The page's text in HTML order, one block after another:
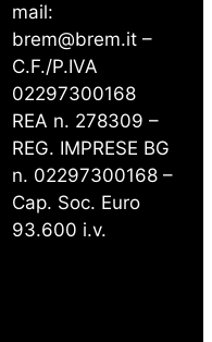
mail:
brem@brem.it –
C.F./P.IVA
02297300168
REA n. 278309 –
REG. IMPRESE BG
n. 02297300168 –
Cap. Soc. Euro
93.600 i.v.